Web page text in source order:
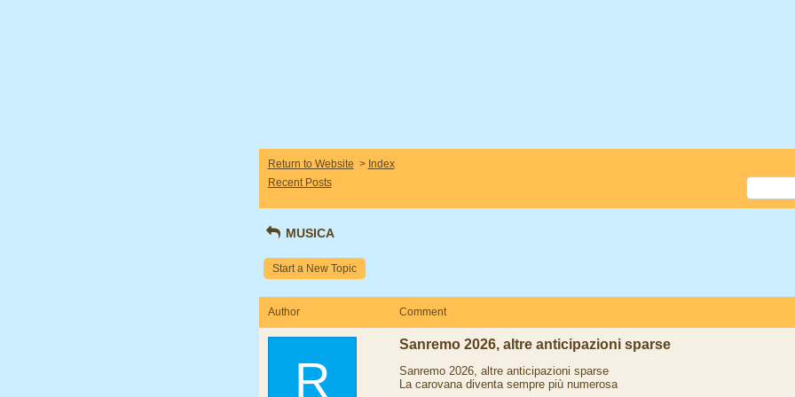
Return to Website > Index
Recent Posts
MUSICA
Start a New Topic
Author Comment
R
Sanremo 2026, altre anticipazioni sparse
Sanremo 2026, altre anticipazioni sparse
La carovana diventa sempre più numerosa